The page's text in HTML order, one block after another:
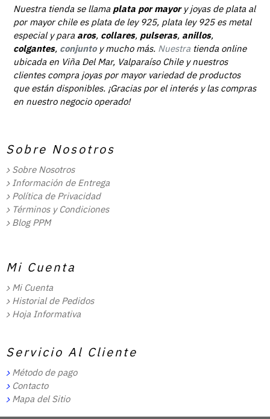
Nuestra tienda se llama plata por mayory joyas de plata al
por mayor chile es plata de ley 925, plata ley 925 es metal
especial y para aros, collares, pulseras, anillos,
colgantes, conjunto y mucho más. Nuestra tienda online
ubicada en Viña Del Mar, Valparaíso Chile y nuestros
clientes compra joyas por mayor variedad de productos
que están disponibles. ¡Gracias por el interés y las compras
en nuestro negocio operado!
Sobre Nosotros
Sobre Nosotros
Información de Entrega
Política de Privacidad
Términos y Condiciones
Blog PPM
Mi Cuenta
Mi Cuenta
Historial de Pedidos
Hoja Informativa
Servicio Al Cliente
Método de pago
Contacto
Mapa del Sitio